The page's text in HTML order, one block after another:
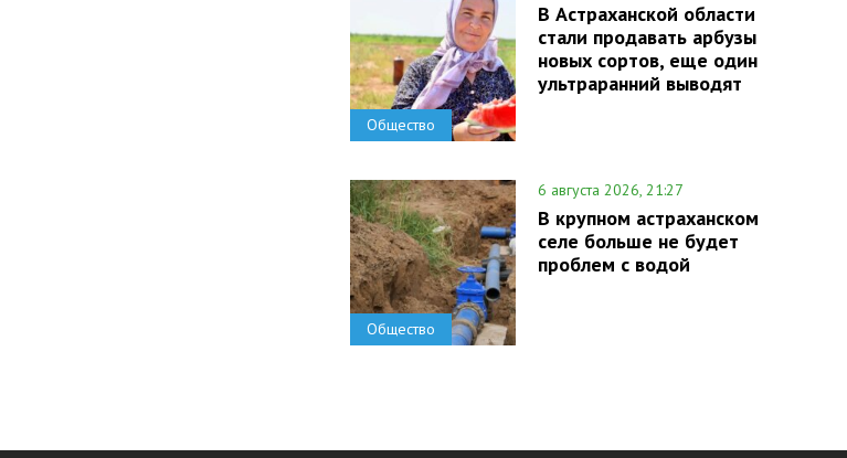
Общество
В Астраханской области
стали продавать арбузы
новых сортов, еще один
ультраранний выводят
Общество
6 августа 2026, 21:27
В крупном астраханском
селе больше не будет
проблем с водой